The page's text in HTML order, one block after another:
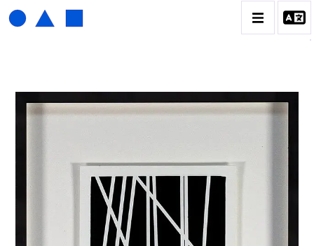
BIOGRAPHIE
CATALOGUE DES OEUVRES
01_SCULPTURE
02_PHOTOGRAPHIQUE